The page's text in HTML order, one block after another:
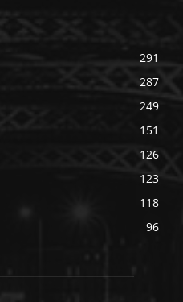
291
287
249
151
126
123
118
96